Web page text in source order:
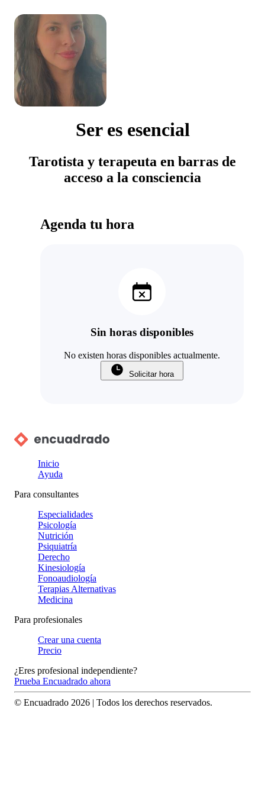
Ser es esencial
Tarotista y terapeuta en barras de
acceso a la consciencia
Agenda tu hora
Sin horas disponibles
No existen horas disponibles actualmente.
Solicitar hora
Inicio
Ayuda
Para consultantes
Especialidades
Psicología
Nutrición
Psiquiatría
Derecho
Kinesiología
Fonoaudiología
Terapias Alternativas
Medicina
Para profesionales
Crear una cuenta
Precio
¿Eres profesional independiente?
Prueba Encuadrado ahora
© Encuadrado 2026 | Todos los derechos reservados.